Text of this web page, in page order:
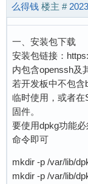
么得钱 楼主 #
一、安装包下载
安装包链接：
内包含openssh及
若开发板中不包
临时使用，或者
固件。
要使用dpkg功能
命令即可
mkdir -p /var/lib/
mkdir -p /var/lib/